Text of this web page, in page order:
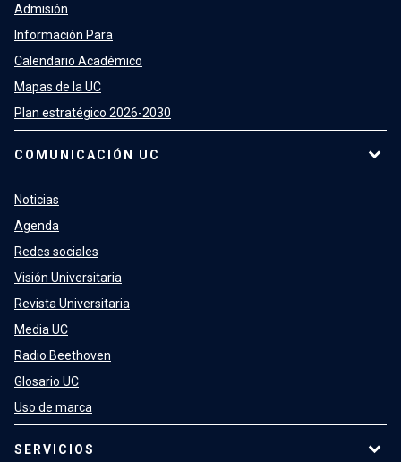
Admisión
Información Para
Calendario Académico
Mapas de la UC
Plan estratégico 2026-2030
COMUNICACIÓN UC
Noticias
Agenda
Redes sociales
Visión Universitaria
Revista Universitaria
Media UC
Radio Beethoven
Glosario UC
Uso de marca
SERVICIOS